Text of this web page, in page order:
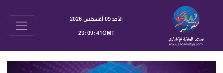
الأحد 09 أغسطس 2026
23:09:42GMT